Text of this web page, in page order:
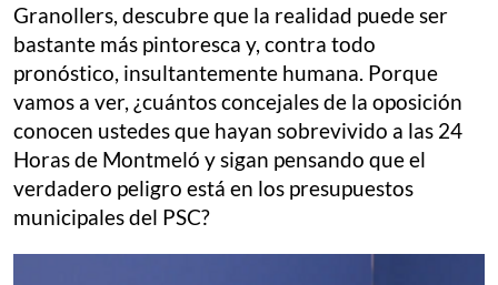
Granollers, descubre que la realidad puede ser
bastante más pintoresca y, contra todo
pronóstico, insultantemente humana. Porque
vamos a ver, ¿cuántos concejales de la oposición
conocen ustedes que hayan sobrevivido a las 24
Horas de Montmeló y sigan pensando que el
verdadero peligro está en los presupuestos
municipales del PSC?